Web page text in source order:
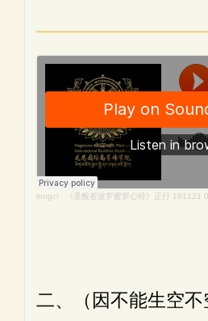
longci · 《圣般若波罗蜜罗心经》正行 191121
二、（因不能生空